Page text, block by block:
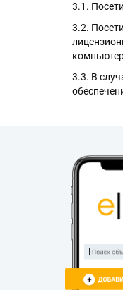
3.1.
3.2.
3.3. В